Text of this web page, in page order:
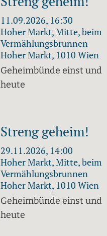
11.09.2026, 16:30
Hoher Markt, Mitte, beim
Vermählungsbrunnen
Hoher Markt, 1010 Wien
Geheimbünde einst und
heute
Streng geheim!
29.11.2026, 14:00
Hoher Markt, Mitte, beim
Vermählungsbrunnen
Hoher Markt, 1010 Wien
Geheimbünde einst und
heute